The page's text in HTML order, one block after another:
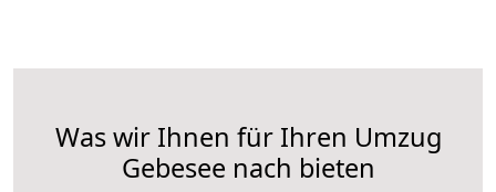
Was wir Ihnen für Ihren Umzug
Gebesee nach bieten